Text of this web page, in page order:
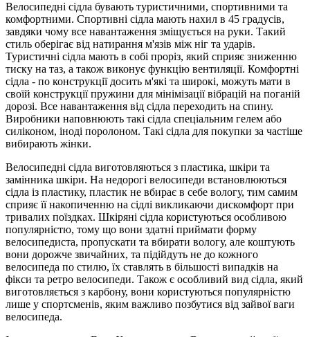
Велосипедні сідла бувають туристичними, спортивними та
комфортними. Спортивні сідла мають нахил в 45 градусів,
завдяки чому все навантаження зміщується на руки. Такий
стиль оберігає від натирання м'язів між ніг та ударів.
Туристичні сідла мають в собі проріз, який сприяє зниженню
тиску на таз, а також виконує функцію вентиляції. Комфортні
сідла - по конструкції досить м'які та широкі, можуть мати в
своїй конструкції пружини для мінімізації вібрацій на поганій
дорозі. Все навантаження від сідла переходить на спину.
Виробники наповнюють такі сідла спеціальним гелем або
силіконом, іноді поролоном. Такі сідла для покупки за частіше
вибирають жінки.
Велосипедні сідла виготовляються з пластика, шкіри та
замінника шкіри. На недорогі велосипеди встановлюються
сідла із пластику, пластик не вбирає в себе вологу, тим самим
сприяє її накопиченню на сідлі викликаючи дискомфорт при
тривалих поїздках. Шкіряні сідла користуються особливою
популярністю, тому що вони здатні приймати форму
велосипедиста, пропускати та вбирати вологу, але коштують
вони дорожче звичайних, та підійдуть не до кожного
велосипеда по стилю, їх ставлять в більшості випадків на
фікси та ретро велосипеди. Також є особливий вид сідла, який
виготовляється з карбону, вони користуються популярністю
лише у спортсменів, яким важливо позбутися від зайвої ваги
велосипеда.